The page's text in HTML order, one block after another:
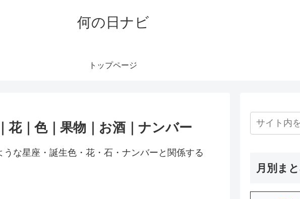
何の日ナビ
トップページ
花｜色｜果物｜お酒｜ナンバー
な星座・誕生色・花・石・ナンバーと関係する
月別ま